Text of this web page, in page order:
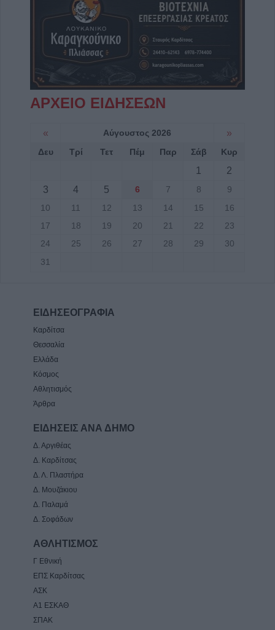
ΑΡΧΕΙΟ ΕΙΔΗΣΕΩΝ
« Αύγουστος 2026 »
Δευ Τρί Τετ Πέμ Παρ Σάβ Κυρ
1
2
3
4 5 6 7 8
9
10
11 12 13 14 15
16
17
18 19 20 21 22
23
24
25 26 27 28 29
30
31
ΕΙΔΗΣΕΟΓΡΑΦΙΑ
Καρδίτσα
Θεσσαλία
Ελλάδα
Κόσμος
Αθλητισμός
Άρθρα
ΕΙΔΗΣΕΙΣ ΑΝΑ ΔΗΜΟ
Δ. Αργιθέας
Δ. Καρδίτσας
Δ. Λ. Πλαστήρα
Δ. Μουζάκιου
Δ. Παλαμά
Δ. Σοφάδων
ΑΘΛΗΤΙΣΜΟΣ
Γ Εθνική
ΕΠΣ Καρδίτσας
ΑΣΚ
Α1 ΕΣΚΑΘ
ΣΠΑΚ